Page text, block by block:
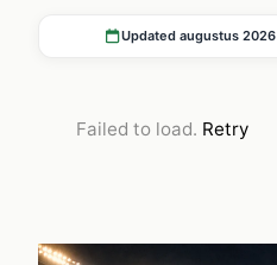
Updated augustus 2026
Failed to load. Retry